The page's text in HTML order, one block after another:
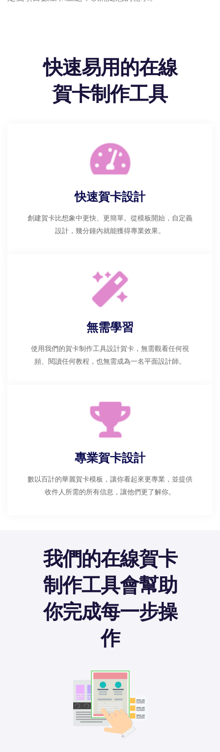
快速易用的在線
賀卡制作工具
快速賀卡設計
創建賀卡比想象中更快、更簡單。從模板開始，自定義
設計，幾分鐘內就能獲得專業效果。
無需學習
使用我們的賀卡制作工具設計賀卡，無需觀看任何視
頻、閱讀任何教程，也無需成為一名平面設計師。
專業賀卡設計
數以百計的華麗賀卡模板，讓你看起來更專業，並提供
收件人所需的所有信息，讓他們更了解你。
我們的在線賀卡
制作工具會幫助
你完成每一步操
作